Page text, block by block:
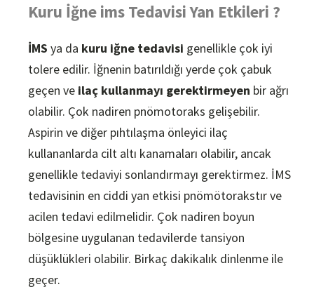
Kuru İğne ims Tedavisi Yan Etkileri ?
İMS ya da kuru iğne tedavisi genellikle çok iyi
tolere edilir. İğnenin batırıldığı yerde çok çabuk
geçen ve ilaç kullanmayı gerektirmeyen bir ağrı
olabilir. Çok nadiren pnömotoraks gelişebilir.
Aspirin ve diğer pıhtılaşma önleyici ilaç
kullananlarda cilt altı kanamaları olabilir, ancak
genellikle tedaviyi sonlandırmayı gerektirmez. İMS
tedavisinin en ciddi yan etkisi pnömötorakstır ve
acilen tedavi edilmelidir. Çok nadiren boyun
bölgesine uygulanan tedavilerde tansiyon
düşüklükleri olabilir. Birkaç dakikalık dinlenme ile
geçer.